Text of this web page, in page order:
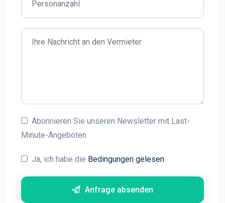
Abonnieren Sie unseren Newsletter mit Last-
Minute-Angeboten
Ja, ich habe die Bedingungen gelesen.
Anfrage absenden